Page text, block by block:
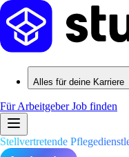
Alles für deine Karriere
Für ArbeitgeberJob finden
Stellvertretende